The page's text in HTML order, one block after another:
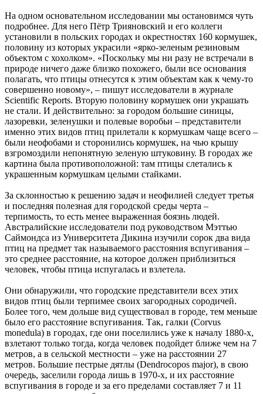
На одном основательном исследовании мы остановимся чуть
подробнее. Для него Пётр Трияновский и его коллеги
установили в польских городах и окрестностях 160 кормушек,
половину из которых украсили «ярко-зеленым резиновым
объектом с хохолком». «Поскольку мы ни разу не встречали в
природе ничего даже близко похожего, были все основания
полагать, что птицы отнесутся к этим объектам как к чему-то
совершенно новому», – пишут исследователи в журнале
Scientific Reports. Вторую половину кормушек они украшать
не стали. И действительно: за городом большие синицы,
лазоревки, зеленушки и полевые воробьи – представители
именно этих видов птиц прилетали к кормушкам чаще всего –
были неофобами и сторонились кормушек, на чью крышу
взгромоздили непонятную зеленую штуковину. В городах же
картина была противоположной: там птицы слетались к
украшенным кормушкам целыми стайками.
За склонностью к решению задач и неофилией следует третья
и последняя полезная для городской среды черта –
терпимость, то есть менее выраженная боязнь людей.
Австралийские исследователи под руководством Мэттью
Саймондса из Университета Дикина изучили сорок два вида
птиц на предмет так называемого расстояния вспугивания –
это среднее расстояние, на которое должен приблизиться
человек, чтобы птица испугалась и взлетела.
Они обнаружили, что городские представители всех этих
видов птиц были терпимее своих загородных сородичей.
Более того, чем дольше вид существовал в городе, тем меньше
было его расстояние вспугивания. Так, галки (Corvus
monedula) в городах, где они поселились уже к началу 1880-х,
взлетают только тогда, когда человек подойдет ближе чем на 7
метров, а в сельской местности – уже на расстоянии 27
метров. Большие пестрые дятлы (Dendrocopos major), в свою
очередь, заселили города лишь в 1970-х, и их расстояние
вспугивания в городе и за его пределами составляет 7 и 11